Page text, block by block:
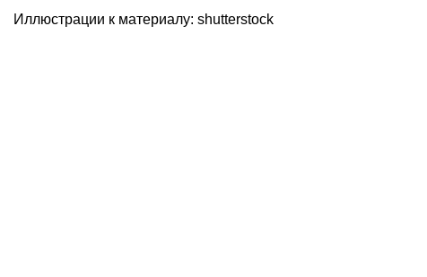
Иллюстрации к материалу: shutterstock